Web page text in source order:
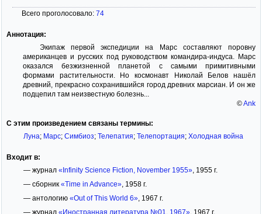
Всего проголосовало: 74
Аннотация:
Экипаж первой экспедиции на Марс составляют поровну
американцев и русских под руководством командира-индуса. Марс
оказался безжизненной планетой с самыми примитивными
формами растительности. Но космонавт Николай Белов нашёл
древний, прекрасно сохранившийся город древних марсиан. И он же
подцепил там неизвестную болезнь...
©Ank
С этим произведением связаны термины:
Луна; Марс; Симбиоз; Телепатия; Телепортация; Холодная война
Входит в:
— журнал «Infinity Science Fiction, November 1955», 1955 г.
— сборник «Time in Advance», 1958 г.
— антологию «Out of This World 6», 1967 г.
— журнал «Иностранная литература №01, 1967», 1967 г.